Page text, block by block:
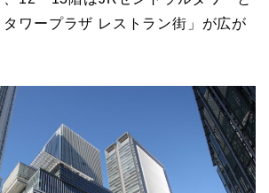
ワープラザ レストラン街」が広が